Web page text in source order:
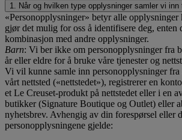
1. Når og hvilken type opplysninger samler vi inn
«Personopplysninger» betyr alle
gjør det mulig for oss å identifisere deg, enten
kombinasjon med andre opplysninger.
Barn: Vi ber ikke om personopplysninger fra
år eller eldre for å bruke våre tjenester og
Vi vil kunne samle inn personopplysninger fra
vårt nettsted («nettstedet»), registrerer en
et Le Creuset-produkt på nettstedet eller i en
butikker (Signature Boutique og Outlet) eller
nyhetsbrev. Avhengig av din forespørsel eller
personopplysningene gjelde: